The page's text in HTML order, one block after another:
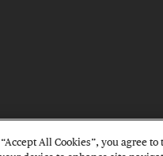
All Cookies”, you agree to